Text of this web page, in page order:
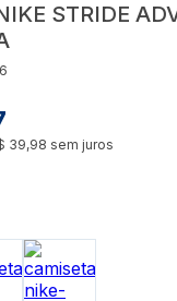
STRIDE
39,98 sem juros